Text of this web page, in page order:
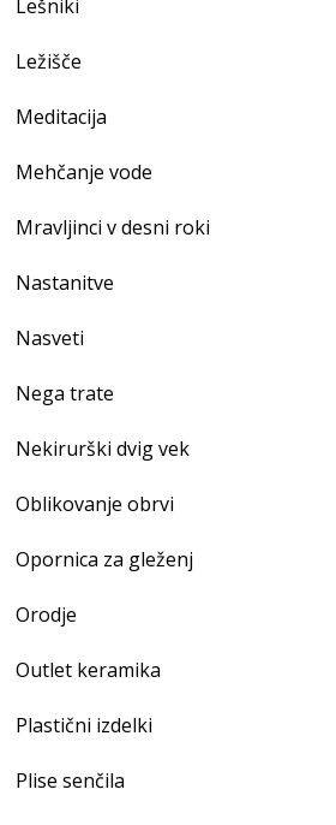
Lešniki
Ležišče
Meditacija
Mehčanje vode
Mravljinci v desni roki
Nastanitve
Nasveti
Nega trate
Nekirurški dvig vek
Oblikovanje obrvi
Opornica za gleženj
Orodje
Outlet keramika
Plastični izdelki
Plise senčila